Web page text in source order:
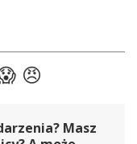
Masz